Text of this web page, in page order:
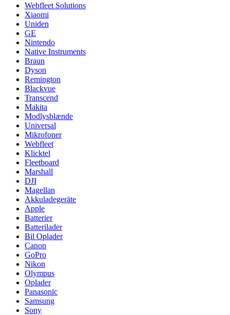
Webfleet Solutions
Xiaomi
Uniden
GE
Nintendo
Native Instruments
Braun
Dyson
Remington
Blackvue
Transcend
Makita
Modlysblænde
Universal
Mikrofoner
Webfleet
Klicktel
Fleetboard
Marshall
DJI
Magellan
Akkuladegeräte
Apple
Batterier
Batterilader
Bil Oplader
Canon
GoPro
Nikon
Olympus
Oplader
Panasonic
Samsung
Sony